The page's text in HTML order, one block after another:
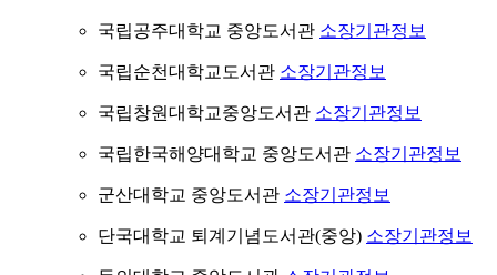
국립공주대학교 중앙도서관 소장기관정보
국립순천대학교도서관 소장기관정보
국립창원대학교중앙도서관 소장기관정보
국립한국해양대학교 중앙도서관 소장기관정보
군산대학교 중앙도서관 소장기관정보
단국대학교 퇴계기념도서관(중앙) 소장기관정보